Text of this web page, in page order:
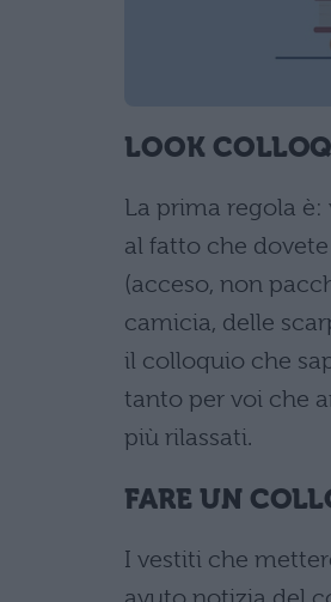
LOOK
La prima regola è:
al fatto che
(acceso, non
camicia, delle
il colloquio che
tanto per voi che
più rilassati.
FARE UN
I vestiti che